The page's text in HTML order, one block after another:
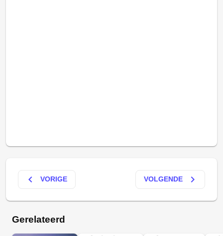
keyboard_arrow_left VORIGE VOLGENDE keyboard_arrow_right
Gerelateerd